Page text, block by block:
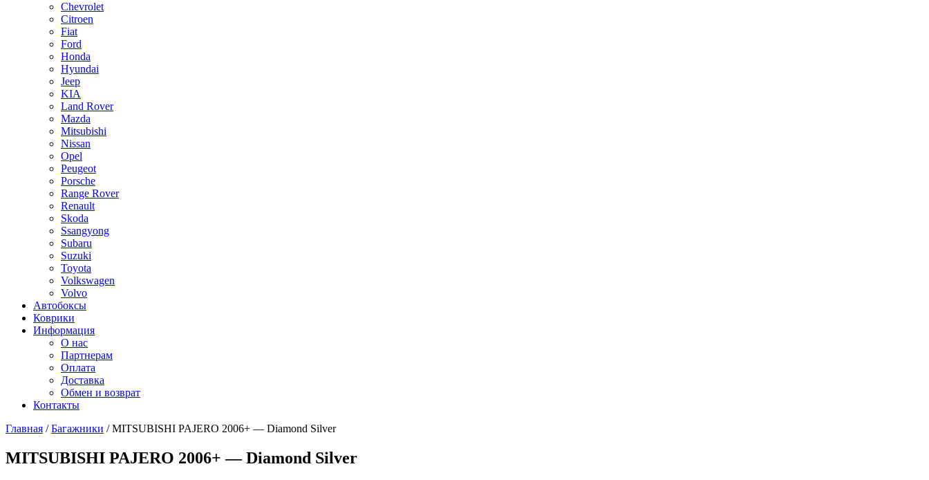
Chevrolet
Citroen
Fiat
Ford
Honda
Hyundai
Jeep
KIA
Land Rover
Mazda
Mitsubishi
Nissan
Opel
Peugeot
Porsche
Range Rover
Renault
Skoda
Ssangyong
Subaru
Suzuki
Toyota
Volkswagen
Volvo
Автобоксы
Коврики
Информация
О нас
Партнерам
Оплата
Доставка
Обмен и возврат
Контакты
Главная /Багажники / MITSUBISHI PAJERO 2006+ — Diamond Silver
MITSUBISHI PAJERO 2006+ — Diamond Silver